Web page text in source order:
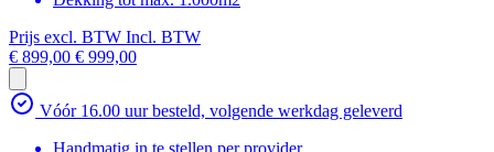
Prijs excl. BTW Incl. BTW
€ 899,00 € 999,00
Vóór 16.00 uur besteld, volgende werkdag geleverd
Handmatig in te stellen per provider